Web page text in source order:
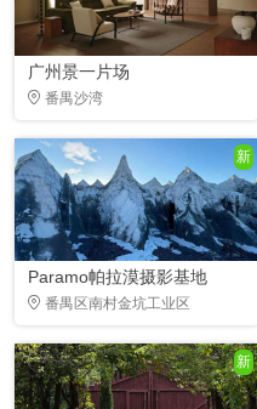
广州景一片场
番禺沙湾
新
Paramo帕拉漠摄影基地
番禺区南村金坑工业区
新